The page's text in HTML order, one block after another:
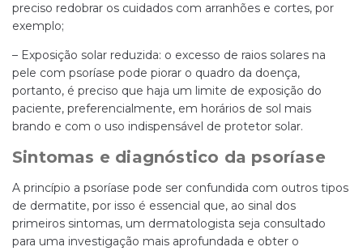
preciso redobrar os cuidados com arranhões e cortes, por
exemplo;
– Exposição solar reduzida: o excesso de raios solares na
pele com psoríase pode piorar o quadro da doença,
portanto, é preciso que haja um limite de exposição do
paciente, preferencialmente, em horários de sol mais
brando e com o uso indispensável de protetor solar.
Sintomas e diagnóstico da psoríase
A princípio a psoríase pode ser confundida com outros tipos
de dermatite, por isso é essencial que, ao sinal dos
primeiros sintomas, um dermatologista seja consultado
para uma investigação mais aprofundada e obter o